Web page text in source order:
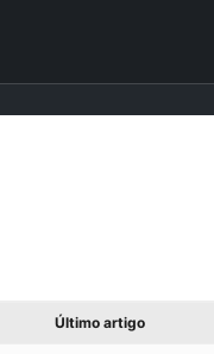
Último artigo